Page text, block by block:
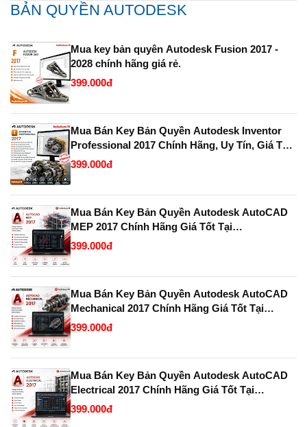
BẢN QUYỀN AUTODESK
Mua key bản quyên Autodesk Fusion 2017 -
2028 chính hãng giá rẻ.
399.000đ
Mua Bán Key Bản Quyền Autodesk Inventor
Professional 2017 Chính Hãng, Uy Tín, Giá Tốt
Tại KeyBanQuyen.VN
399.000đ
Mua Bán Key Bản Quyền Autodesk AutoCAD
MEP 2017 Chính Hãng Giá Tốt Tại
KeyBanQuyen.VN
399.000đ
Mua Bán Key Bản Quyền Autodesk AutoCAD
Mechanical 2017 Chính Hãng Giá Tốt Tại
KeyBanQuyen.VN
399.000đ
Mua Bán Key Bản Quyền Autodesk AutoCAD
Electrical 2017 Chính Hãng Giá Tốt Tại
KeyBanQuyen.VN
399.000đ